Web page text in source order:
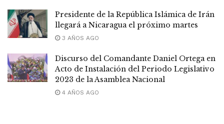
Presidente de la República Islámica de Irán
llegará a Nicaragua el próximo martes
3 AÑOS AGO
Discurso del Comandante Daniel Ortega en
Acto de Instalación del Periodo Legislativo
2023 de la Asamblea Nacional
4 AÑOS AGO